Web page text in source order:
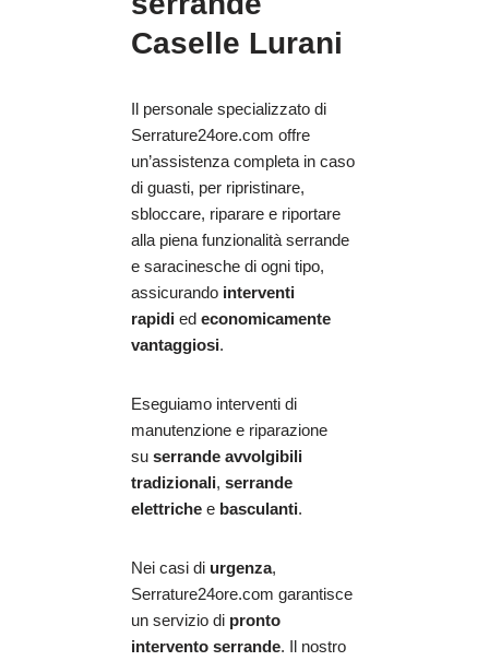
Caselle Lurani
Il personale specializzato di
Serrature24ore.com offre
un’assistenza completa in caso
di guasti, per ripristinare,
sbloccare, riparare e riportare
alla piena funzionalità serrande
e saracinesche di ogni tipo,
assicurando interventi
rapidi ed economicamente
vantaggiosi.
Eseguiamo interventi di
manutenzione e riparazione
su serrande avvolgibili
tradizionali, serrande
elettriche e basculanti.
Nei casi di urgenza,
Serrature24ore.com garantisce
un servizio di pronto
intervento serrande. Il nostro